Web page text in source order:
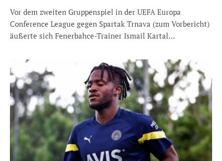
Vor dem zweiten Gruppenspiel in der UEFA Europa
Conference League gegen Spartak Trnava (zum Vorbericht)
äußerte sich Fenerbahce-Trainer Ismail Kartal…